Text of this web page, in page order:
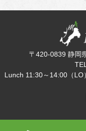
〒420-0839 静岡
Lunch 11:30～14:00（